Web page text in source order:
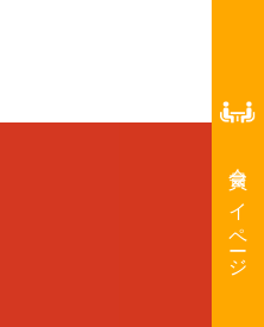
会員マイページ